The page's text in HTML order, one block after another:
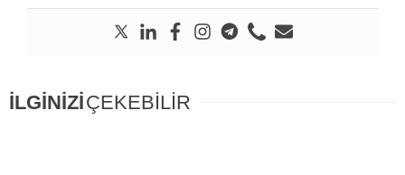
İLGİNİZİÇEKEBİLİR